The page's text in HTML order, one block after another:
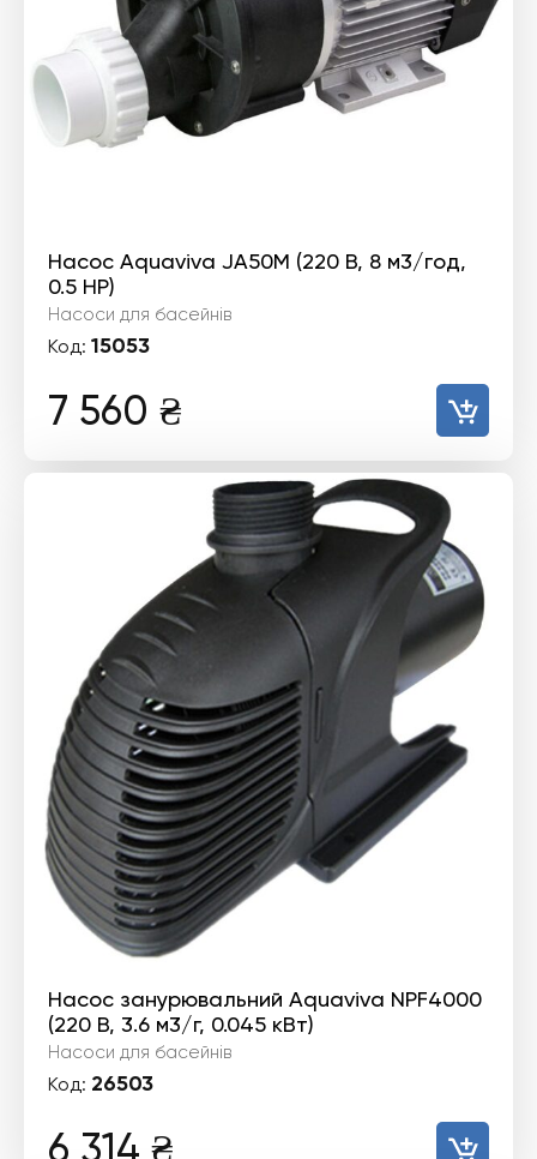
Насос Aquaviva JA50M (220 В, 8 м3/год,
0.5 HP)
Насоси для басейнів
Код: 15053
7 560 ₴
Насос занурювальний Aquaviva NPF4000
(220 В, 3.6 м3/г, 0.045 кВт)
Насоси для басейнів
Код: 26503
6 314 ₴